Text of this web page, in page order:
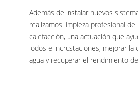
Además de instalar nuevos
realizamos limpieza profesional
calefacción, una actuación que
lodos e incrustaciones, mejorar la
agua y recuperar el rendimiento